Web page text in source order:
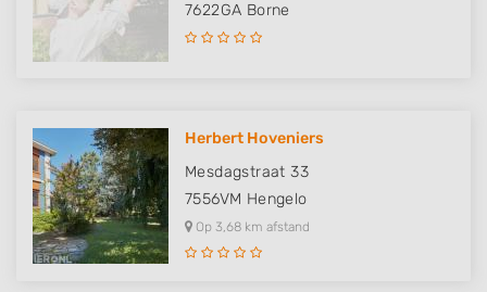
7622GA Borne
Herbert Hoveniers
Mesdagstraat 33
7556VM Hengelo
Op 3,68 km afstand